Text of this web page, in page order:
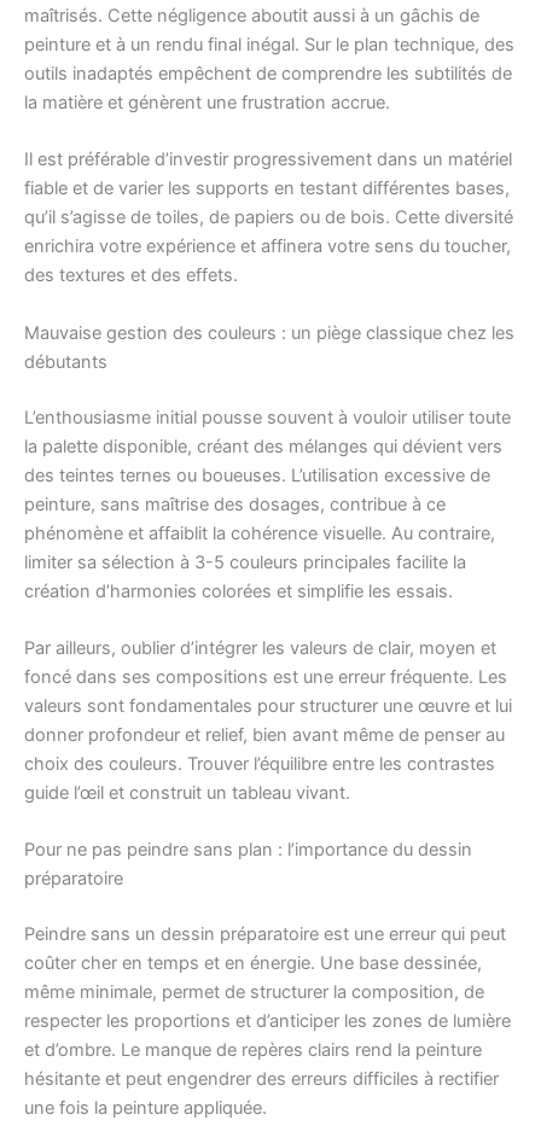
maîtrisés. Cette négligence aboutit aussi à un gâchis de
peinture et à un rendu final inégal. Sur le plan technique, des
outils inadaptés empêchent de comprendre les subtilités de
la matière et génèrent une frustration accrue.
Il est préférable d’investir progressivement dans un matériel
fiable et de varier les supports en testant différentes bases,
qu’il s’agisse de toiles, de papiers ou de bois. Cette diversité
enrichira votre expérience et affinera votre sens du toucher,
des textures et des effets.
Mauvaise gestion des couleurs : un piège classique chez les
débutants
L’enthousiasme initial pousse souvent à vouloir utiliser toute
la palette disponible, créant des mélanges qui dévient vers
des teintes ternes ou boueuses. L’utilisation excessive de
peinture, sans maîtrise des dosages, contribue à ce
phénomène et affaiblit la cohérence visuelle. Au contraire,
limiter sa sélection à 3-5 couleurs principales facilite la
création d’harmonies colorées et simplifie les essais.
Par ailleurs, oublier d’intégrer les valeurs de clair, moyen et
foncé dans ses compositions est une erreur fréquente. Les
valeurs sont fondamentales pour structurer une œuvre et lui
donner profondeur et relief, bien avant même de penser au
choix des couleurs. Trouver l’équilibre entre les contrastes
guide l’œil et construit un tableau vivant.
Pour ne pas peindre sans plan : l’importance du dessin
préparatoire
Peindre sans un dessin préparatoire est une erreur qui peut
coûter cher en temps et en énergie. Une base dessinée,
même minimale, permet de structurer la composition, de
respecter les proportions et d’anticiper les zones de lumière
et d’ombre. Le manque de repères clairs rend la peinture
hésitante et peut engendrer des erreurs difficiles à rectifier
une fois la peinture appliquée.